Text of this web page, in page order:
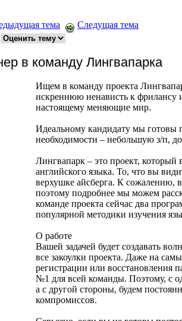
тема Следущая тема
в команду Лингвапарка
Ищем в команду проекта
искреннюю ненависть к фрилансу
настоящему меняющие мир.
Идеальному кандидату мы
необходимости – небольшую з/п,
Лингвапарк – это проект, который
английского языка. То, что вы
верхушке айсберга. К сожалению, в
поэтому подробнее мы можем
команде проекта сейчас два
популярной методики изучения
О работе
Вашей задачей будет создавать
все закоулки проекта. Даже на
регистрации или восстановления
№1 для всей команды. Поэтому, с
а с другой стороны, будем
компромиссов.